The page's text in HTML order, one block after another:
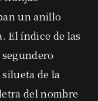
un anillo
El índice de las
de la
del nombre